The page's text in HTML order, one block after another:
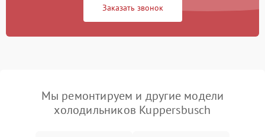
Заказать звонок
Мы ремонтируем и другие модели
холодильников Kuppersbusch